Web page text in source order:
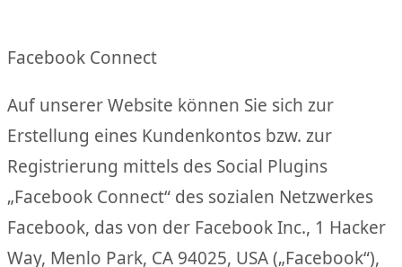
Facebook Connect
Auf unserer Website können Sie sich zur
Erstellung eines Kundenkontos bzw. zur
Registrierung mittels des Social Plugins
„Facebook Connect“ des sozialen Netzwerkes
Facebook, das von der Facebook Inc., 1 Hacker
Way, Menlo Park, CA 94025, USA („Facebook“),